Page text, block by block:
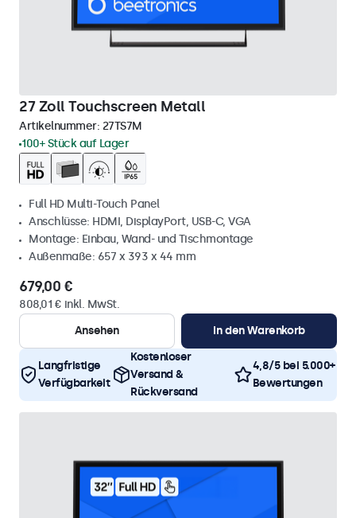
27 Zoll Touchscreen Metall
Artikelnummer: 27TS7M
100+ Stück auf Lager
Full HD Multi-Touch Panel
Anschlüsse: HDMI, DisplayPort, USB-C, VGA
Montage: Einbau, Wand- und Tischmontage
Außenmaße: 657 x 393 x 44 mm
679,00 €
808,01 € inkl. MwSt.
Ansehen
In den Warenkorb
Langfristige
Verfügbarkeit
Kostenloser
Versand &
Rückversand
4,8/5 bei 5.000+
Bewertungen